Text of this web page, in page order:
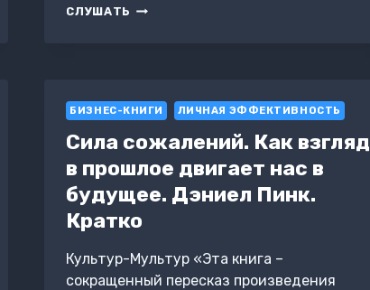
СЛУШАТЬ МЕНЯЕМ
ПРОИГРАТЬ.
КЕЛЛЕР
БИЗНЕС-КНИГИ ЛИЧНАЯ ЭФФЕКТИВНОСТЬ
Сила сожалений. Как взгляд
в прошлое двигает нас в
будущее. Дэниел Пинк.
Кратко
Культур-Мультур «Эта книга –
сокращенный пересказ произведения